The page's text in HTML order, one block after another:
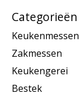
Categorieën
Keukenmessen
Zakmessen
Keukengerei
Bestek